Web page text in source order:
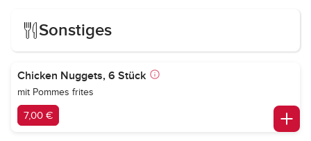
Sonstiges
Chicken Nuggets, 6 Stück
mit Pommes frites
7,00 €